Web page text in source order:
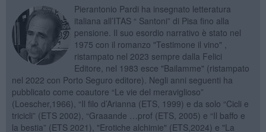
Pierantonio Pardi ha insegnato letteratura
italiana all’ITAS “ Santoni” di Pisa fino alla
pensione. Il suo esordio narrativo è stato nel
1975 con il romanzo "Testimone il vino" ,
ristampato nel 2023 sempre dalla Felici
Editore, nel 1983 esce "Bailamme" (ristampato
nel 2022 con Porto Seguro editore). Negli anni seguenti ha
pubblicato come coautore “Le vie del meraviglioso”
(Loescher,1966), “Il filo d’Arianna (ETS, 1999) e da solo “Cicli e
tricicli” (ETS 2002), “Graaande …prof (ETS, 2005) e “Il baffo e
la bestia” (ETS 2021), "Erotiche alchimie" (ETS,2024) e "La